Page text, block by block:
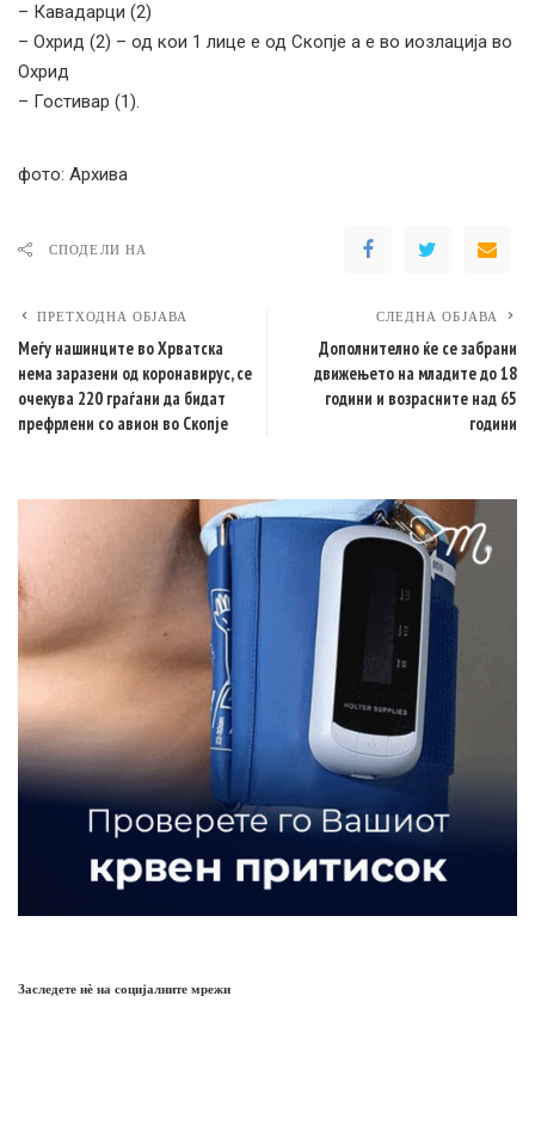
– Кавадарци (2)
– Охрид (2) – од кои 1 лице е од Скопје а е во иозлација во
Охрид
– Гостивар (1).
фото: Архива
СПОДЕЛИ НА
ПРЕТХОДНА ОБЈАВА
Меѓу нашинците во Хрватска
нема заразени од коронавирус, се
очекува 220 граѓани да бидат
префрлени со авион во Скопје
СЛЕДНА ОБЈАВА
Дополнително ќе се забрани
движењето на младите до 18
години и возрасните над 65
години
Заследете нѐ на социјалните мрежи